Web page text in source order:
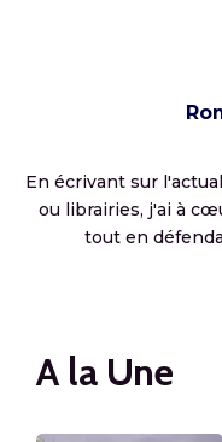
En écrivant sur
ou librairies, j'ai à
tout en
A la Une